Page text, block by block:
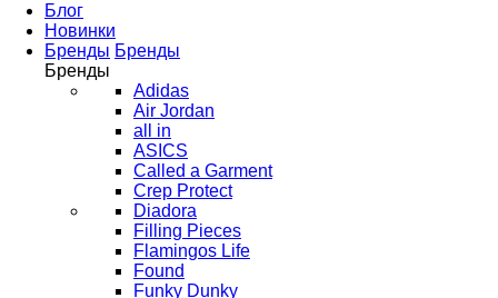
Блог
Новинки
Бренды Бренды
Бренды
Adidas
Air Jordan
all in
ASICS
Called a Garment
Crep Protect
Diadora
Filling Pieces
Flamingos Life
Found
Funky Dunky